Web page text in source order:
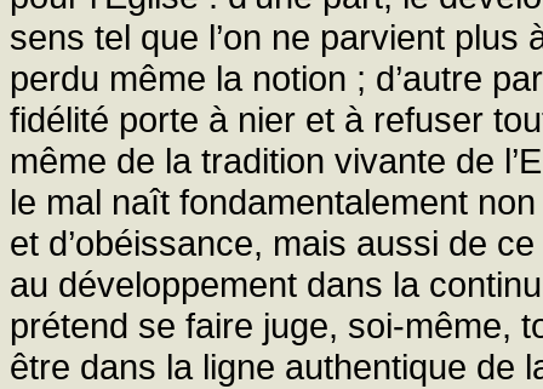
sens tel que l’on ne parvient
perdu même la notion ; d’autre
fidélité porte à nier et à refuser
même de la tradition vivante de
le mal naît fondamentalement
et d’obéissance, mais aussi de
au développement dans la
prétend se faire juge, soi-même,
être dans la ligne authentique de